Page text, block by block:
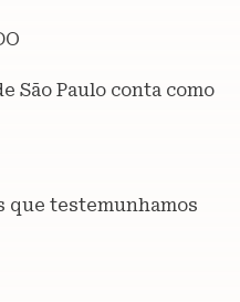
São Paulo conta como
que testemunhamos